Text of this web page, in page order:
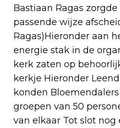
Bastiaan Ragas
passende wijze
Ragas)Hieronder aan
energie stak in de
kerk zaten op
kerkje Hieronder
konden
groepen van 50
van elkaar Tot slot